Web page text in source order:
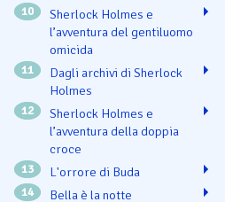
10
Sherlock Holmes e
l’avventura del gentiluomo
omicida
11
Dagli archivi di Sherlock
Holmes
12
Sherlock Holmes e
l’avventura della doppia
croce
13 L'orrore di Buda
14 Bella è la notte